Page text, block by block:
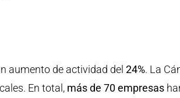
aumento de actividad del 24%. La
En total, más de 70 empresas